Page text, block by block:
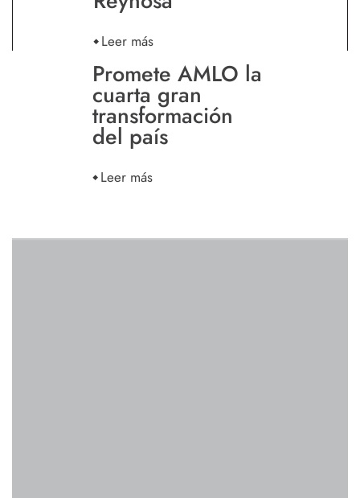
Leer más
Promete AMLO la
cuarta gran
transformación
del país
Leer más